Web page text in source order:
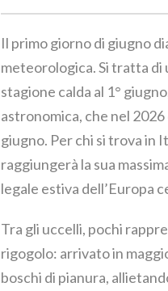
Il primo giorno di giugno
meteorologica. Si tratta di
stagione calda al 1°
astronomica, che nel
giugno. Per chi si trova in
raggiungerà la sua
legale estiva dell’Europa
Tra gli uccelli, pochi
rigogolo: arrivato in
boschi di pianura,